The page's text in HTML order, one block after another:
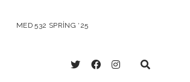
MED 532 SPRING ‘25
twitterfacebook
instagram